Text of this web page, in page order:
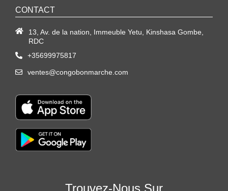
CONTACT
13, Av. de la nation, Immeuble Yetu, Kinshasa Gombe,
RDC
+35699975817
ventes@congobonmarche.com
Trouvez-Nous Sur